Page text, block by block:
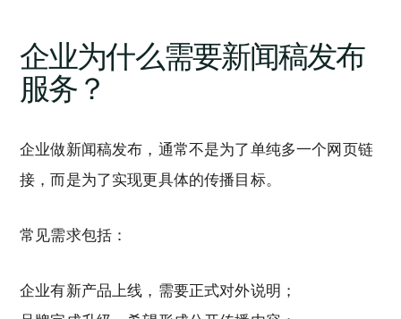
企业为什么需要新闻稿发布
服务？
企业做新闻稿发布，通常不是为了单纯多一个网页链
接，而是为了实现更具体的传播目标。
常见需求包括：
企业有新产品上线，需要正式对外说明；